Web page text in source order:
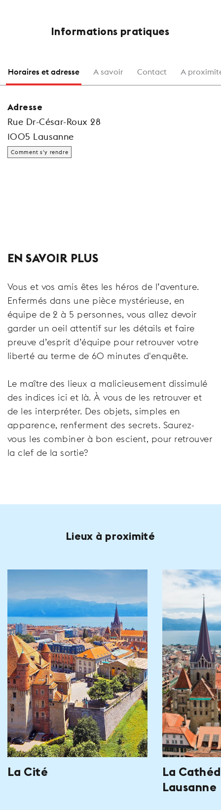
Informations pratiques
Horaires et adresse A savoir Contact A
Adresse
Rue Dr-César-Roux 28
1005 Lausanne
Comment s'y rendre
EN SAVOIR PLUS
Vous et vos amis êtes les héros de l’aventure.
Enfermés dans une pièce mystérieuse, en
équipe de 2 à 5 personnes, vous allez devoir
garder un oeil attentif sur les détails et faire
preuve d’esprit d’équipe pour retrouver votre
liberté au terme de 60 minutes d'enquête.
Le maître des lieux a malicieusement dissimulé
des indices ici et là. À vous de les retrouver et
de les interpréter. Des objets, simples en
apparence, renferment des secrets. Saurez-
vous les combiner à bon escient, pour retrouver
la clef de la sortie?
Lieux à proximité
La Cité
La
Lausanne